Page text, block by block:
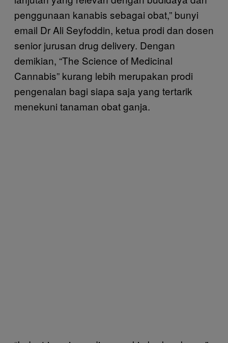
penggunaan kanabis sebagai obat,” bunyi
email Dr Ali Seyfoddin, ketua prodi dan dosen
senior jurusan drug delivery. Dengan
demikian, “The Science of Medicinal
Cannabis” kurang lebih merupakan prodi
pengenalan bagi siapa saja yang tertarik
menekuni tanaman obat ganja.